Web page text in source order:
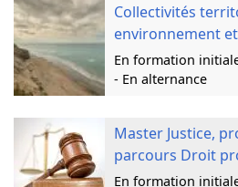
Collectivités
environnement
En formation
- En alternance
Master Justice,
parcours Droit
En formation